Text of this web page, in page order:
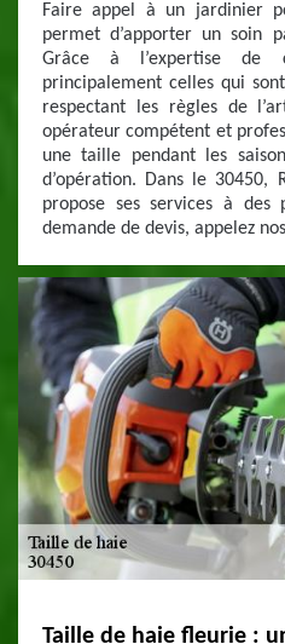
Faire appel à un jardinier
permet d’apporter un soin
Grâce à l’expertise de
principalement celles qui
respectant les règles de
opérateur compétent et
une taille pendant les
d’opération. Dans le 30450,
propose ses services à des
demande de devis, appelez
Taille de haie fleurie :